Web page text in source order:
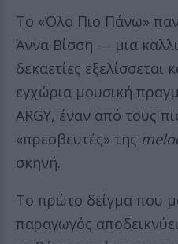
Το «Όλο Πιο Πάνω»
Άννα Βίσση — μια
δεκαετίες εξελίσσεται
εγχώρια μουσική
ARGY, έναν από τους
«πρεσβευτές» της
σκηνή.
Το πρώτο δείγμα που
παραγωγός